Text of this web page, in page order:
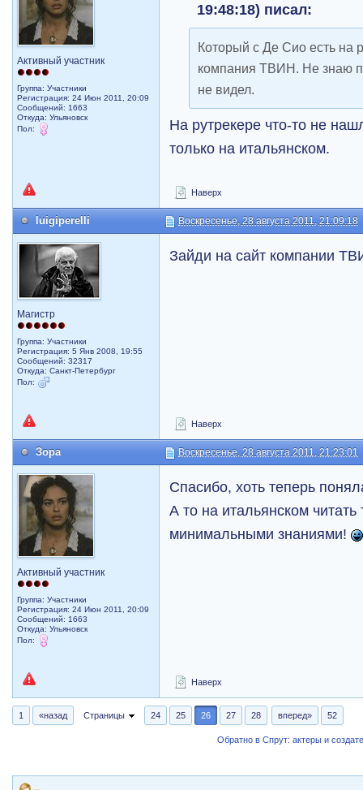
Активный участник
Группа: Участники
Регистрация: 24 Июн 2011, 20:09
Сообщений: 1663
Откуда: Ульяновск
Пол:
19:48:18) писал:
Который с Де Сио есть на
компания ТВИН. Не знаю
не видел.
На рутрекере что-то не
только на итальянском.
Наверх
luigiperelli Воскресенье, 28 августа 2011, 21:09:18
Магистр
Группа: Участники
Регистрация: 5 Янв 2008, 19:55
Сообщений: 32317
Откуда: Санкт-Петербург
Пол:
Зайди на сайт компании
Наверх
Зора Воскресенье, 28 августа 2011, 21:23:01
Активный участник
Группа: Участники
Регистрация: 24 Июн 2011, 20:09
Сообщений: 1663
Откуда: Ульяновск
Пол:
Спасибо, хоть теперь
А то на итальянском
минимальными знаниями!
Наверх
1 «назад Страницы 24 25 26 27 28 вперед» 52
Обратно в Спрут: актеры и